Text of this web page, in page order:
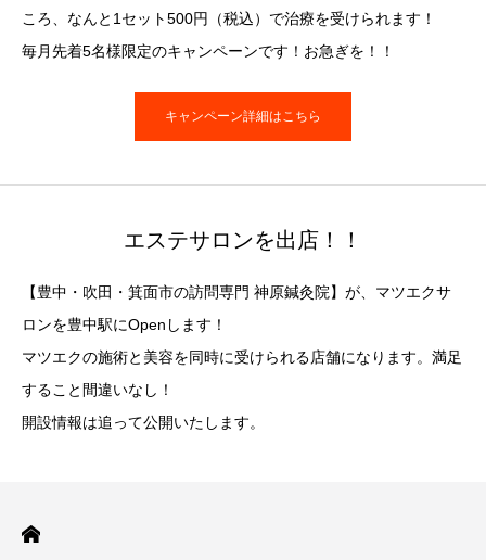
ころ、なんと1セット500円（税込）で治療を受けられます！
毎月先着5名様限定のキャンペーンです！お急ぎを！！
キャンペーン詳細はこちら
エステサロンを出店！！
【豊中・吹田・箕面市の訪問専門 神原鍼灸院】が、マツエクサ
ロンを豊中駅にOpenします！
マツエクの施術と美容を同時に受けられる店舗になります。満足
すること間違いなし！
開設情報は追って公開いたします。